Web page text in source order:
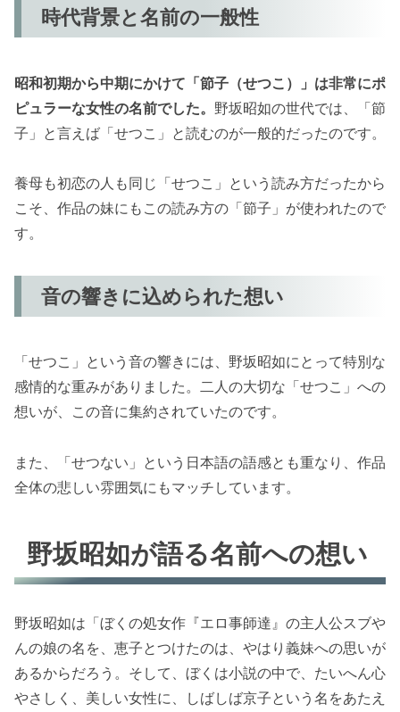
時代背景と名前の一般性
昭和初期から中期にかけて「節子（せつこ）」は非常にポ
ピュラーな女性の名前でした。 野坂昭如の世代では、「節
子」と言えば「せつこ」と読むのが一般的だったのです。
養母も初恋の人も同じ「せつこ」という読み方だったから
こそ、作品の妹にもこの読み方の「節子」が使われたので
す。
音の響きに込められた想い
「せつこ」という音の響きには、野坂昭如にとって特別な
感情的な重みがありました。二人の大切な「せつこ」への
想いが、この音に集約されていたのです。
また、「せつない」という日本語の語感とも重なり、作品
全体の悲しい雰囲気にもマッチしています。
野坂昭如が語る名前への想い
野坂昭如は「ぼくの処女作『エロ事師達』の主人公スブや
んの娘の名を、恵子とつけたのは、やはり義妹への思いが
あるからだろう。そして、ぼくは小説の中で、たいへん心
やさしく、美しい女性に、しばしば京子という名をあたえ